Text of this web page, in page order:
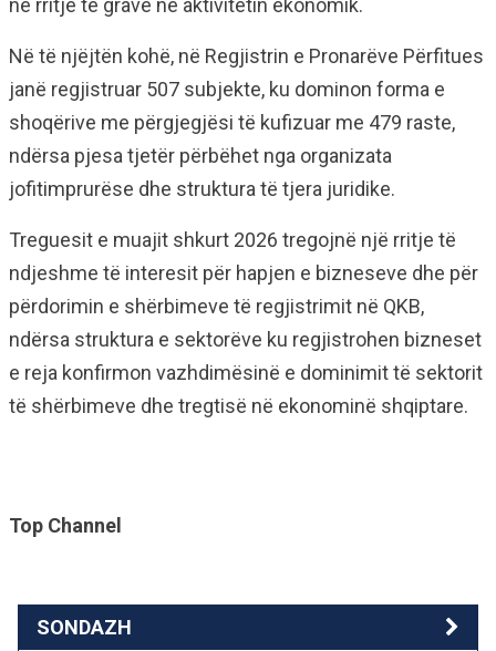
në rritje të grave në aktivitetin ekonomik.
Në të njëjtën kohë, në Regjistrin e Pronarëve Përfitues
janë regjistruar 507 subjekte, ku dominon forma e
shoqërive me përgjegjësi të kufizuar me 479 raste,
ndërsa pjesa tjetër përbëhet nga organizata
jofitimprurëse dhe struktura të tjera juridike.
Treguesit e muajit shkurt 2026 tregojnë një rritje të
ndjeshme të interesit për hapjen e bizneseve dhe për
përdorimin e shërbimeve të regjistrimit në QKB,
ndërsa struktura e sektorëve ku regjistrohen bizneset
e reja konfirmon vazhdimësinë e dominimit të sektorit
të shërbimeve dhe tregtisë në ekonominë shqiptare.
Top Channel
SONDAZH